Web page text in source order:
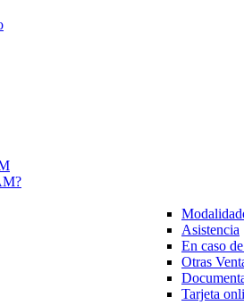
Asistencia
En caso
Otras
Tarjeta